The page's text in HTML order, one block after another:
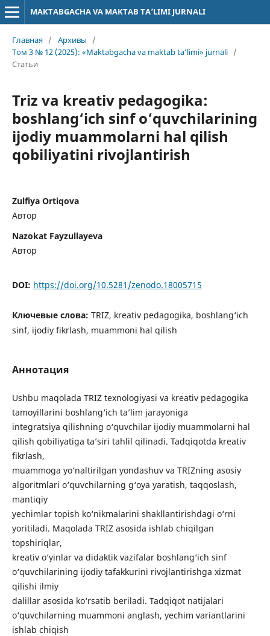
MAKTABGACHA VA MAKTAB TA’LIMI JURNALI
Главная / Архивы
/
Том 3 № 12 (2025): «Maktabgacha va maktab ta’limi» jurnali /
Статьи
Triz va kreativ pedagogika:
boshlang‘ich sinf o‘quvchilarining
ijodiy muammolarni hal qilish
qobiliyatini rivojlantirish
Zulfiya Ortiqova
Автор
Nazokat Fayzullayeva
Автор
DOI: https://doi.org/10.5281/zenodo.18005715
Ключевые слова: TRIZ, kreativ pedagogika, boshlang‘ich
sinf, ijodiy fikrlash, muammoni hal qilish
Аннотация
Ushbu maqolada TRIZ texnologiyasi va kreativ pedagogika
tamoyillarini boshlang‘ich ta’lim jarayoniga
integratsiya qilishning o‘quvchilar ijodiy muammolarni hal
qilish qobiliyatiga ta’siri tahlil qilinadi. Tadqiqotda kreativ
fikrlash,
muammoga yo‘naltirilgan yondashuv va TRIZning asosiy
algoritmlari o‘quvchilarning g‘oya yaratish, taqqoslash,
mantiqiy
yechimlar topish ko‘nikmalarini shakllantirishdagi o‘rni
yoritiladi. Maqolada TRIZ asosida ishlab chiqilgan
topshiriqlar,
kreativ o‘yinlar va didaktik vazifalar boshlang‘ich sinf
o‘quvchilarining ijodiy tafakkurini rivojlantirishga xizmat
qilishi ilmiy
dalillar asosida ko‘rsatib beriladi. Tadqiqot natijalari
o‘quvchilarning muammoni anglash, yechim variantlarini
ishlab chiqish